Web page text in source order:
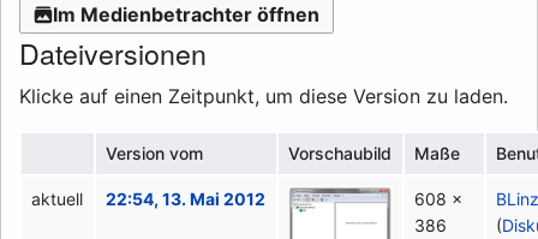
Im Medienbetrachter öffnen
Dateiversionen
Klicke auf einen Zeitpunkt, um diese Version zu laden.
Version vom Vorschaubild Maße
aktuell 22:54, 13. Mai 2012
608 ×
386
(